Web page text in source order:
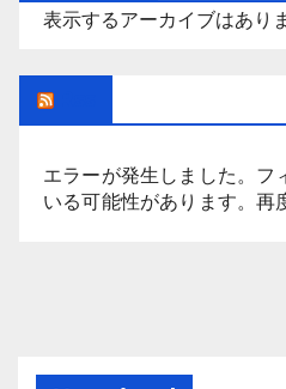
表示するアーカイブはあり
エラーが発生しました。フ
いる可能性があります。再